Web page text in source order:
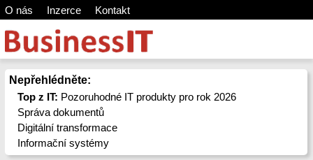
O nás Inzerce Kontakt
Nepřehlédněte:
Top z IT: Pozoruhodné IT produkty pro rok 2026
Správa dokumentů
Digitální transformace
Informační systémy